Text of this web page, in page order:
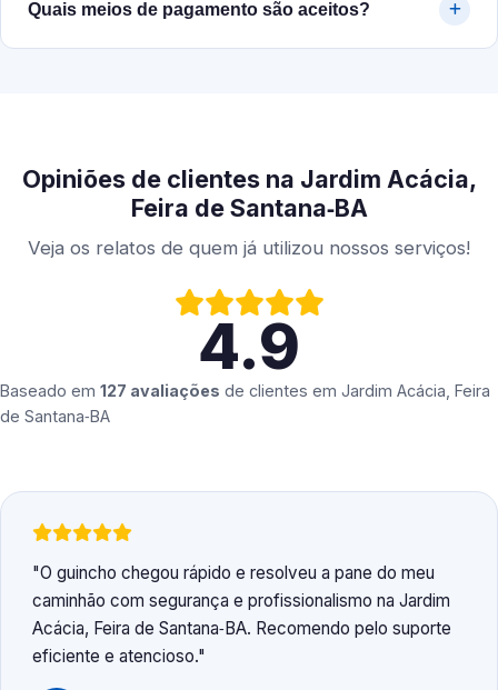
Quais meios de pagamento são aceitos?
Opiniões de clientes na Jardim Acácia,
Feira de Santana‑BA
Veja os relatos de quem já utilizou nossos serviços!
4.9
Baseado em 127 avaliações de clientes em Jardim Acácia, Feira
de Santana‑BA
O guincho chegou rápido e resolveu a pane do meu
caminhão com segurança e profissionalismo na Jardim
Acácia, Feira de Santana‑BA. Recomendo pelo suporte
eficiente e atencioso.